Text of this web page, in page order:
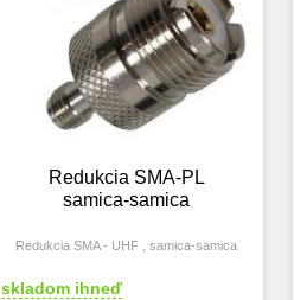
Redukcia SMA-PL
samica-samica
Redukcia SMA - UHF , samica-samica
skladom ihneď